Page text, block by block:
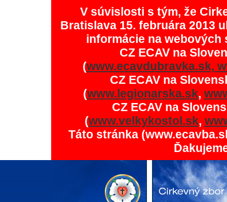
V súvislosti s tým, že
Bratislava 15. februára 2013
informácie na
CZ ECAV na
(www.ecavdubravka.sk,
CZ ECAV na
(www.legionarska.sk,
CZ ECAV na
(www.velkykostol.sk,
Táto stránka